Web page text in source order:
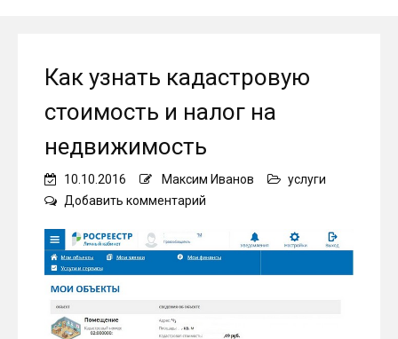
Как узнать кадастровую
стоимость и налог на
недвижимость
10.10.2016 Максим Иванов
услуги
Добавить комментарий
кадастровую
стоимость